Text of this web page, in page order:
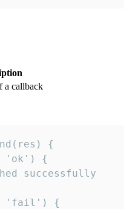
a callback
{
'ok') {
successfully
'fail') {